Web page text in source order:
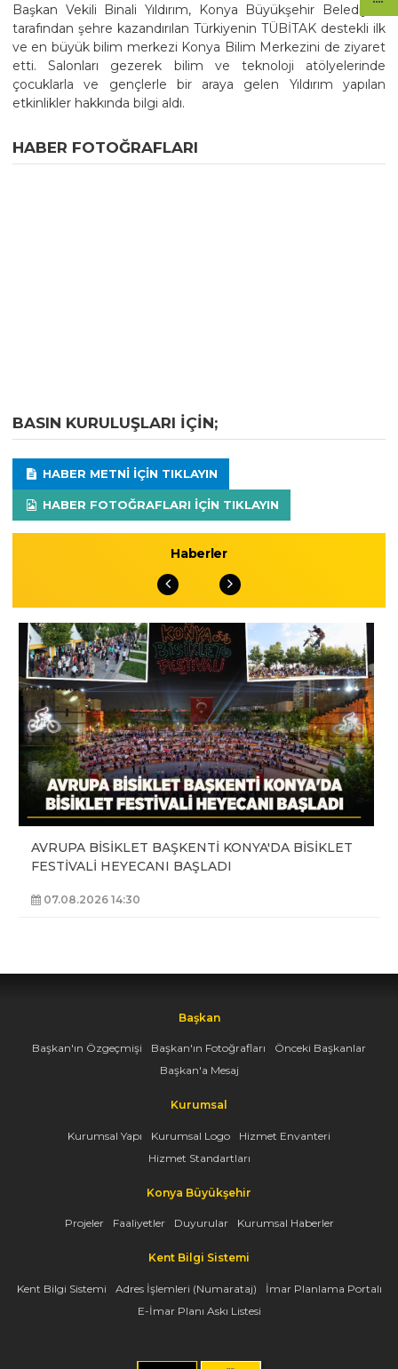
Başkan Vekili Binali Yıldırım, Konya Büyükşehir Belediyesi
tarafından şehre kazandırılan Türkiyenin TÜBİTAK destekli ilk
ve en büyük bilim merkezi Konya Bilim Merkezini de ziyaret
etti. Salonları gezerek bilim ve teknoloji atölyelerinde
çocuklarla ve gençlerle bir araya gelen Yıldırım yapılan
etkinlikler hakkında bilgi aldı.
HABER FOTOĞRAFLARI
BASIN KURULUŞLARI IÇIN;
HABER METNI IÇIN TIKLAYIN
HABER FOTOĞRAFLARI IÇIN TIKLAYIN
Haberler
AVRUPA BİSİKLET BAŞKENTİ KONYA'DA BİSİKLET
FESTİVALİ HEYECANI BAŞLADI
07.08.2026 14:30
Başkan
Başkan'ın Özgeçmişi Başkan'ın Fotoğrafları
Önceki Başkanlar
Başkan'a Mesaj
Kurumsal
Kurumsal Yapı Kurumsal Logo
Hizmet Envanteri
Hizmet Standartları
Konya Büyükşehir
Projeler Faaliyetler Duyurular Kurumsal Haberler
Kent Bilgi Sistemi
Kent Bilgi Sistemi Adres İşlemleri (Numarataj)
İmar Planlama Portalı
E-İmar Planı Askı Listesi